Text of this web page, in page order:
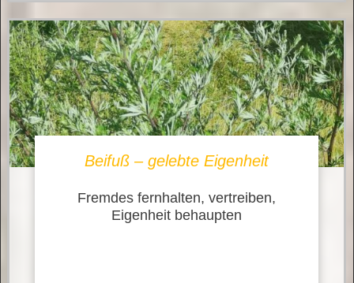
Beifuß – gelebte Eigenheit
Fremdes fernhalten, vertreiben,
Eigenheit behaupten